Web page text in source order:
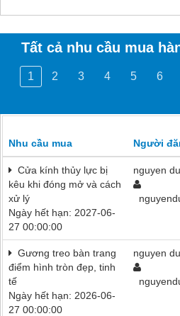
Tất cả nhu cầu mua
1 2 3 4 5 6
Nhu cầu mua Người
Cửa kính thủy lực bị
kêu khi đóng mở và cách
xử lý
Ngày hết hạn: 2027-06-
27 00:00:00
nguyen
Gương treo bàn trang
điểm hình tròn đẹp, tinh
tế
Ngày hết hạn: 2026-06-
27 00:00:00
nguyen